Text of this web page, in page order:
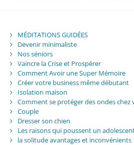
MÉDITATIONS GUIDÉES
Devenir minimaliste
Nos séniors
Vaincre la Crise et Prospérer
Comment Avoir une Super Mémoire
Créer votre business même débutant
Isolation maison
Comment se protéger des ondes chez
Couple
Dresser son chien
Les raisons qui poussent un
la solitude avantages et inconvénients